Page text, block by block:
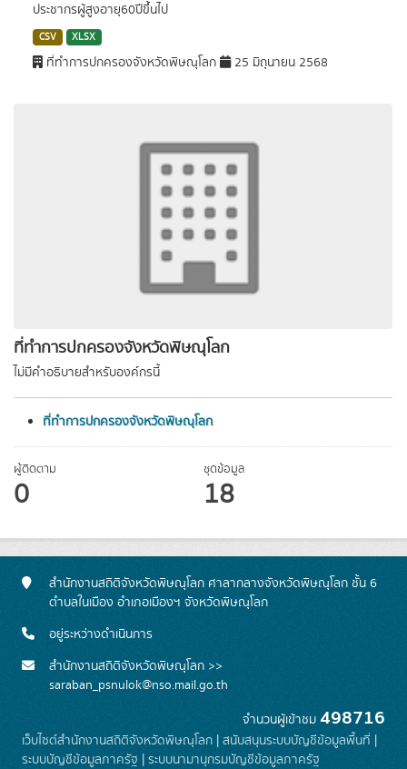
ที่ทำการปกครองจังหวัดพิษณุโลก
ไม่มีคำอธิบายสำหรับองค์กรนี้
ที่ทำการปกครองจังหวัดพิษณุโลก
ผู้ติดตาม
0
ชุดข้อมูล
18
ประชากรผู้สูงอายุ60ปีขึ้นไป
CSV XLSX
ที่ทำการปกครองจังหวัดพิษณุโลก 25 มิถุนายน 2568
สำนักงานสถิติจังหวัดพิษณุโลก ศาลากลางจังหวัดพิษณุโลก ชั้น 6
ตำบลในเมือง อำเภอเมืองฯ จังหวัดพิษณุโลก
อยู่ระหว่างดำเนินการ
สำนักงานสถิติจังหวัดพิษณุโลก >>
saraban_psnulok@nso.mail.go.th
จำนวนผู้เข้าชม 498716
เว็บไซต์สำนักงานสถิติจังหวัดพิษณุโลก | สนับสนุนระบบบัญชีข้อมูลพื้นที่ |
ระบบบัญชีข้อมูลภาครัฐ | ระบบนามานุกรมบัญชีข้อมูลภาครัฐ